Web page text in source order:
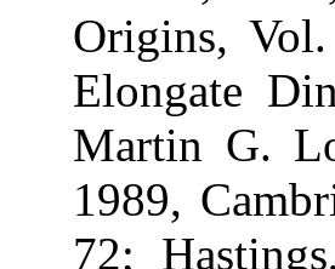
Origins,
Elongate
Martin G.
1989,
72;